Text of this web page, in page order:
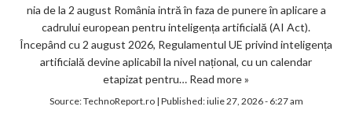
nia de la 2 august România intră în faza de punere în aplicare a
cadrului european pentru inteligența artificială (AI Act).
Începând cu 2 august 2026, Regulamentul UE privind inteligența
artificială devine aplicabil la nivel național, cu un calendar
etapizat pentru… Read more »
Source:TechnoReport.ro| Published:iulie 27, 2026 - 6:27 am